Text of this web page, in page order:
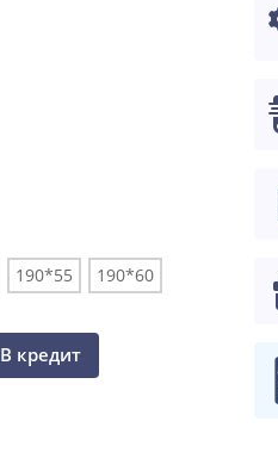
190*55 190*60
В кредит